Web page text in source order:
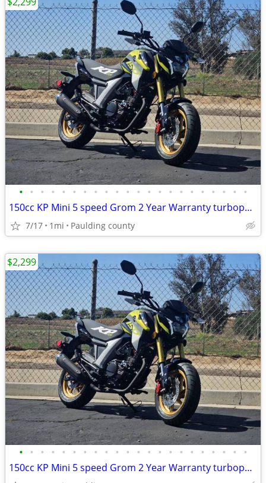
• • • • • • • • • • • • • • • • • • • • • •
150cc KP Mini 5 speed Grom 2 Year Warranty turbopowersports
7/17 1mi Paulding county
• • • • • • • • • • • • • • • • • • • • • •
150cc KP Mini 5 speed Grom 2 Year Warranty turbopowersports
$2,299